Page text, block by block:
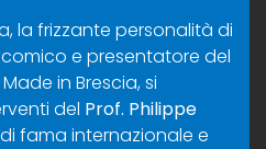
la frizzante personalità di
e presentatore del
in Brescia, si
del Prof. Philippe
fama internazionale e